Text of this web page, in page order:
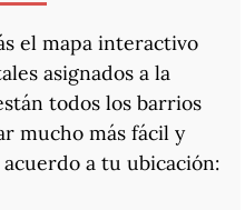
el mapa interactivo
asignados a la
todos los barrios
mucho más fácil y
a tu ubicación: